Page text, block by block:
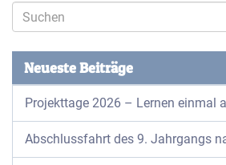
Neueste Beiträge
Projekttage 2026 – Lernen einmal
Abschlussfahrt des 9. Jahrgangs